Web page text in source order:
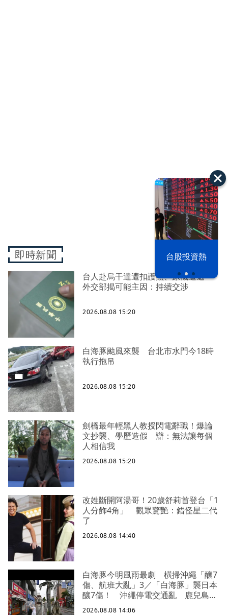
台股投資熱
即時新聞
台人赴烏干達遭扣護照、原機遣返
外交部揭可能主因：持續交涉
2026.08.08 15:20
白海豚颱風來襲 台北市水門今18時
執行拖吊
2026.08.08 15:20
劍橋最年輕黑人教授閃電辭職！爆論
文抄襲、學歷造假 辯：無法讓每個
人相信我
2026.08.08 15:20
改姓斷開阿湯哥！20歲舒莉首登台「1
人分飾4角」 觀眾驚艷：錯怪星二代
了
2026.08.08 14:40
白海豚今明風雨最劇 橫掃沖繩「釀7
傷、航班大亂」3／「白海豚」襲日本
釀7傷！ 沖繩停電交通亂 鹿兒島建
築毀
2026.08.08 14:06